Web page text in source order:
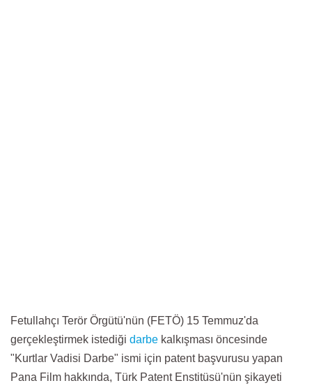
Fetullahçı Terör Örgütü'nün (FETÖ) 15 Temmuz'da
gerçekleştirmek istediği darbe kalkışması öncesinde
"Kurtlar Vadisi Darbe" ismi için patent başvurusu yapan
Pana Film hakkında, Türk Patent Enstitüsü'nün şikayeti